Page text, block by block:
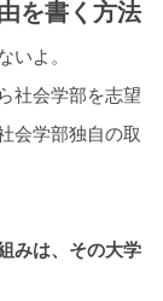
を書く方法
いよ。
社会学部を志望
会学部独自の取
みは、その大学